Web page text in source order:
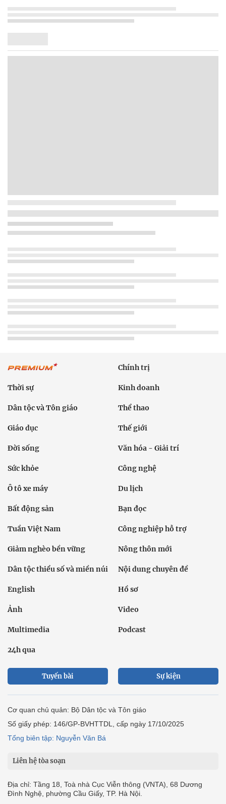
Chính trị
Thời sự Kinh doanh
Dân tộc và Tôn giáo Thể thao
Giáo dục Thế giới
Đời sống Văn hóa - Giải trí
Sức khỏe Công nghệ
Ô tô xe máy Du lịch
Bất động sản Bạn đọc
Tuần Việt Nam Công nghiệp hỗ trợ
Giảm nghèo bền vững Nông thôn mới
Dân tộc thiểu số và miền núi Nội dung chuyên đề
English Hồ sơ
Ảnh Video
Multimedia Podcast
24h qua
Tuyến bài Sự kiện
Cơ quan chủ quản: Bộ Dân tộc và Tôn giáo
Số giấy phép: 146/GP-BVHTTDL, cấp ngày 17/10/2025
Tổng biên tập: Nguyễn Văn Bá
Liên hệ tòa soạn
Địa chỉ: Tầng 18, Toà nhà Cục Viễn thông (VNTA), 68 Dương
Đình Nghệ, phường Cầu Giấy, TP. Hà Nội.